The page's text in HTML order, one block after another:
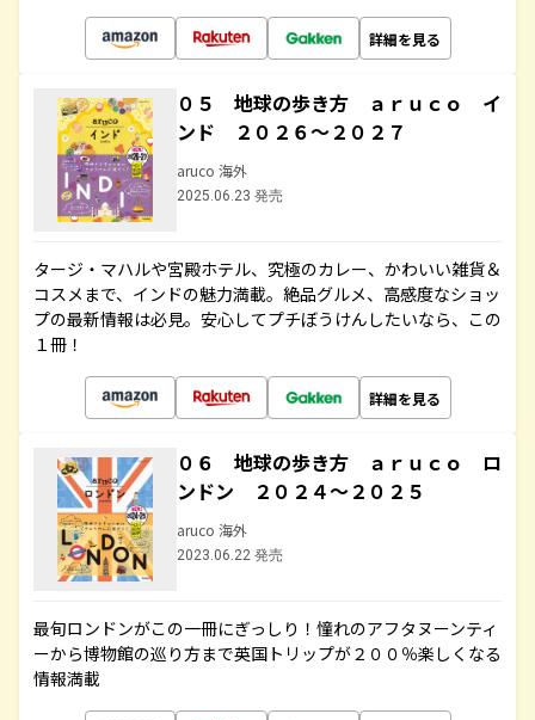
詳細を見る
０５ 地球の歩き方 ａｒｕｃｏ イ
ンド ２０２６～２０２７
aruco 海外
2025.06.23 発売
タージ・マハルや宮殿ホテル、究極のカレー、かわいい雑貨＆
コスメまで、インドの魅力満載。絶品グルメ、高感度なショッ
プの最新情報は必見。安心してプチぼうけんしたいなら、この
１冊！
詳細を見る
０６ 地球の歩き方 ａｒｕｃｏ ロ
ンドン ２０２４～２０２５
aruco 海外
2023.06.22 発売
最旬ロンドンがこの一冊にぎっしり！憧れのアフタヌーンティ
ーから博物館の巡り方まで英国トリップが２００％楽しくなる
情報満載